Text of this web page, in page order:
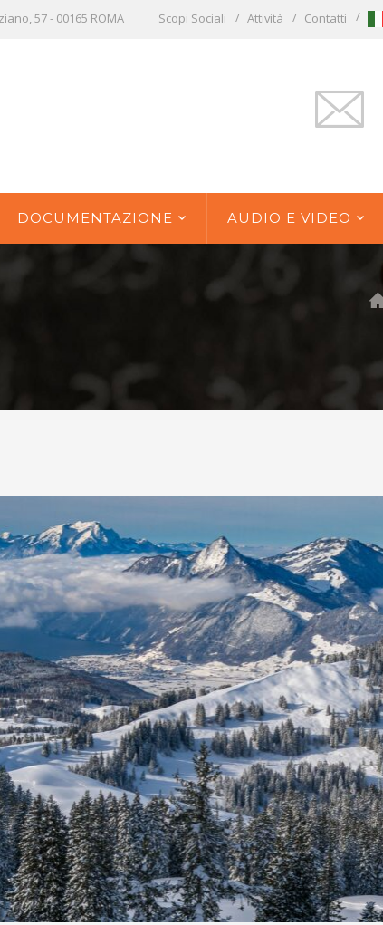
57 - 00165 ROMA Scopi Sociali Attività Contatti
DOCUMENTAZIONE AUDIO E VIDEO